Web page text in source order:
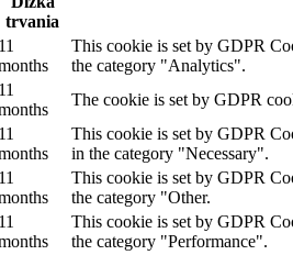
trvania
11
This cookie is set by GDPR
the category "Analytics".
11
The cookie is set by GDPR
11
This cookie is set by GDPR
in the category "Necessary".
11
This cookie is set by GDPR
the category "Other.
11
This cookie is set by GDPR
the category "Performance".